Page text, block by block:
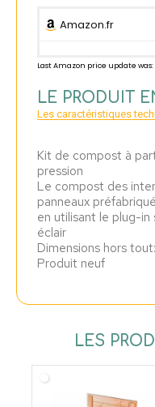
Amazon.fr
Last Amazon price update
LE PRODUIT
Les caractéristiques
Kit de compost à
pression
Le compost des
panneaux
en utilisant le plug-
éclair
Dimensions hors
Produit neuf
LES